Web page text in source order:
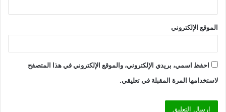
الموقع الإلكتروني
احفظ اسمي، بريدي الإلكتروني، والموقع الإلكتروني في هذا المتصفح
لاستخدامها المرة المقبلة في تعليقي.